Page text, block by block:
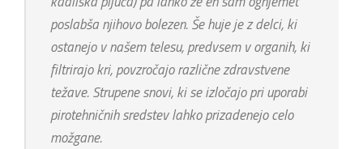
poslabša njihovo bolezen. Še huje je z delci, ki
ostanejo v našem telesu, predvsem v organih, ki
filtrirajo kri, povzročajo različne zdravstvene
težave. Strupene snovi, ki se izločajo pri uporabi
pirotehničnih sredstev lahko prizadenejo celo
možgane.